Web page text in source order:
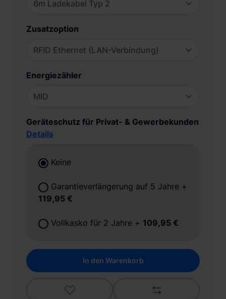
Zusatzoption
Energiezähler
Geräteschutz für Privat- & Gewerbekunden
Details
Keine
Garantieverlängerung auf 5 Jahre +
119,95 €
Vollkasko für 2 Jahre + 109,95 €
In den Warenkorb